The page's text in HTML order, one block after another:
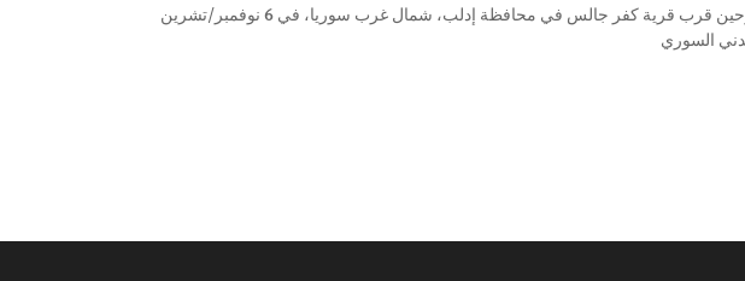
وحدة ذخيرة صغيرة متشظية9N235 لم تنفجر أطلقت من صواريخ للذخيرة العنقودية على مخيم مرام للنازحين قرب قرية كفر جالس في محافظة إدلب، شمال غرب سوريا، في 6 نوفمبر/تشرين